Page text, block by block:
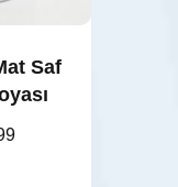
Saf